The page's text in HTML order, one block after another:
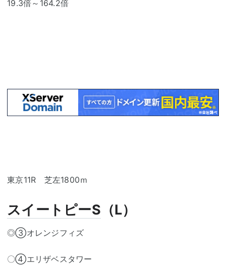
19.3倍～164.2倍
東京11R 芝左1800ｍ
スイートピーS （L）
◎③オレンジフィズ
〇④エリザベスタワー